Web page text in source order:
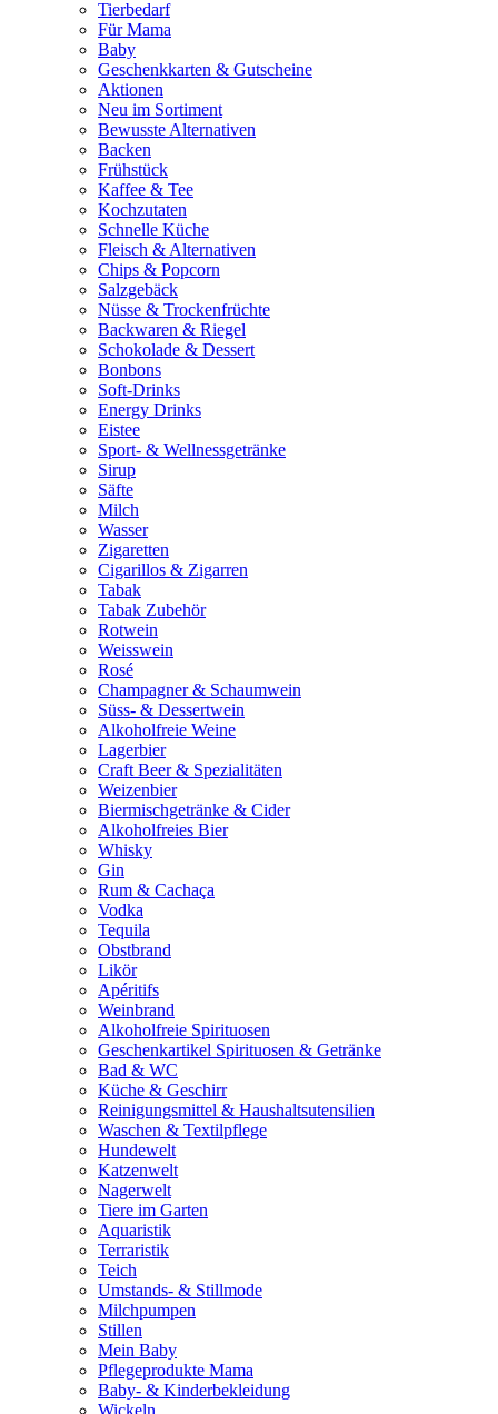
Tierbedarf
Für Mama
Baby
Geschenkkarten & Gutscheine
Aktionen
Neu im Sortiment
Bewusste Alternativen
Backen
Frühstück
Kaffee & Tee
Kochzutaten
Schnelle Küche
Fleisch & Alternativen
Chips & Popcorn
Salzgebäck
Nüsse & Trockenfrüchte
Backwaren & Riegel
Schokolade & Dessert
Bonbons
Soft-Drinks
Energy Drinks
Eistee
Sport- & Wellnessgetränke
Sirup
Säfte
Milch
Wasser
Zigaretten
Cigarillos & Zigarren
Tabak
Tabak Zubehör
Rotwein
Weisswein
Rosé
Champagner & Schaumwein
Süss- & Dessertwein
Alkoholfreie Weine
Lagerbier
Craft Beer & Spezialitäten
Weizenbier
Biermischgetränke & Cider
Alkoholfreies Bier
Whisky
Gin
Rum & Cachaça
Vodka
Tequila
Obstbrand
Likör
Apéritifs
Weinbrand
Alkoholfreie Spirituosen
Geschenkartikel Spirituosen & Getränke
Bad & WC
Küche & Geschirr
Reinigungsmittel & Haushaltsutensilien
Waschen & Textilpflege
Hundewelt
Katzenwelt
Nagerwelt
Tiere im Garten
Aquaristik
Terraristik
Teich
Umstands- & Stillmode
Milchpumpen
Stillen
Mein Baby
Pflegeprodukte Mama
Baby- & Kinderbekleidung
Wickeln